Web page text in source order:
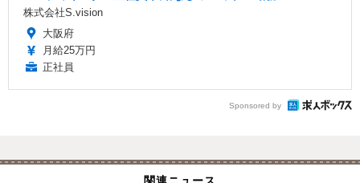
株式会社S.vision
大阪府
月給25万円
正社員
Sponsored by
関連ニュース